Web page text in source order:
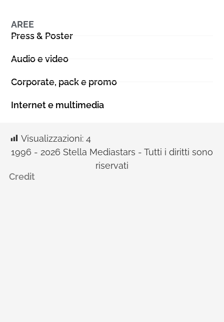
AREE
Press & Poster
Audio e video
Corporate, pack e promo
Internet e multimedia
Visualizzazioni: 4
1996 - 2026 Stella Mediastars - Tutti i diritti sono
riservati
Credit